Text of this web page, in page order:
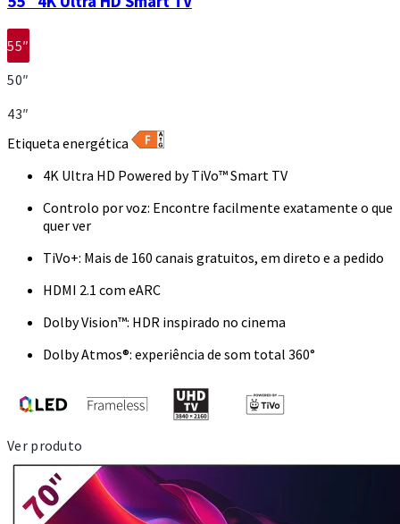
55″
50″
43″
Etiqueta energética
4K Ultra HD Powered by TiVo™ Smart TV
Controlo por voz: Encontre facilmente exatamente o que
quer ver
TiVo+: Mais de 160 canais gratuitos, em direto e a pedido
HDMI 2.1 com eARC
Dolby Vision™: HDR inspirado no cinema
Dolby Atmos®: experiência de som total 360°
Ver produto